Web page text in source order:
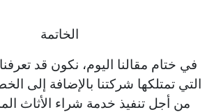
الخاتمة
في ختام مقالنا اليوم، نكون قد
التي تمتلكها شركتنا بالإضافة إلى
من أجل تنفيذ خدمة شراء الأثاث